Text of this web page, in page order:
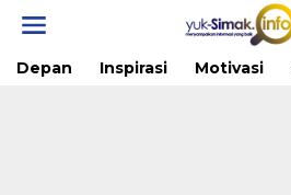
Depan Inspirasi Motivasi